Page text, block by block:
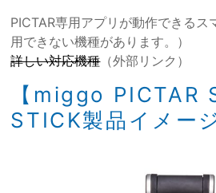
PICTAR専用アプリが動作できるス
用できない機種があります。）
詳しい対応機種（外部リンク）
【miggo PICTAR
STICK製品イメージ